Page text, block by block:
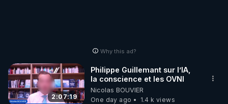
Why this ad?
2:07:19
Philippe Guillemant sur l’IA,
la conscience et les OVNI
Nicolas BOUVIER
One day ago
1.4 k views